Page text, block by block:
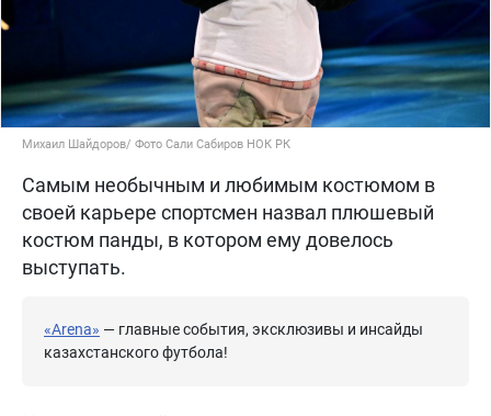
Михаил Шайдоров/ Фото Сали Сабиров НОК РК
Самым необычным и любимым костюмом в
своей карьере спортсмен назвал плюшевый
костюм панды, в котором ему довелось
выступать.
«Arena» — главные события, эксклюзивы и инсайды
казахстанского футбола!